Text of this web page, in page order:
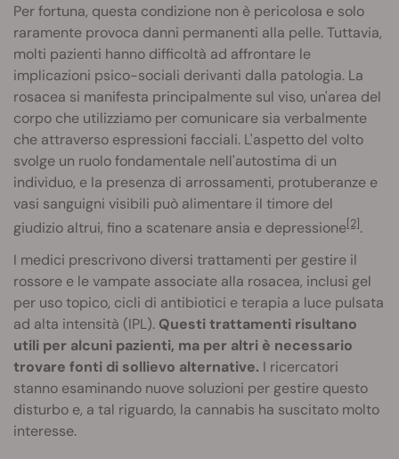
Per fortuna, questa condizione non è pericolosa e solo
raramente provoca danni permanenti alla pelle. Tuttavia,
molti pazienti hanno difficoltà ad affrontare le
implicazioni psico-sociali derivanti dalla patologia. La
rosacea si manifesta principalmente sul viso, un'area del
corpo che utilizziamo per comunicare sia verbalmente
che attraverso espressioni facciali. L'aspetto del volto
svolge un ruolo fondamentale nell'autostima di un
individuo, e la presenza di arrossamenti, protuberanze e
vasi sanguigni visibili può alimentare il timore del
giudizio altrui, fino a scatenare ansia e depressione[2].
I medici prescrivono diversi trattamenti per gestire il
rossore e le vampate associate alla rosacea, inclusi gel
per uso topico, cicli di antibiotici e terapia a luce pulsata
ad alta intensità (IPL). Questi trattamenti risultano
utili per alcuni pazienti, ma per altri è necessario
trovare fonti di sollievo alternative. I ricercatori
stanno esaminando nuove soluzioni per gestire questo
disturbo e, a tal riguardo, la cannabis ha suscitato molto
interesse.